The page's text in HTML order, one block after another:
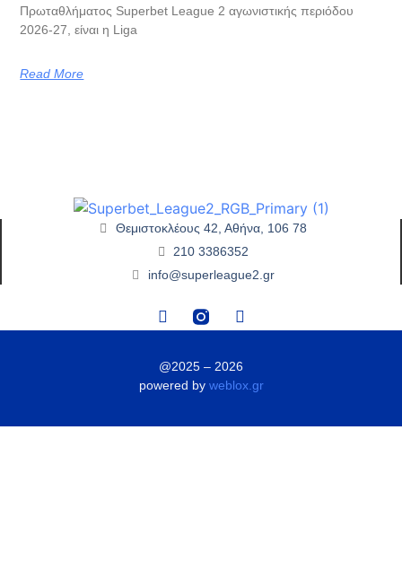
Πρωταθλήματος Superbet League 2 αγωνιστικής περιόδου
2026-27, είναι η Liga
Read More
Θεμιστοκλέους 42, Αθήνα, 106 78
210 3386352
info@superleague2.gr
@2025 – 2026
powered by weblox.gr